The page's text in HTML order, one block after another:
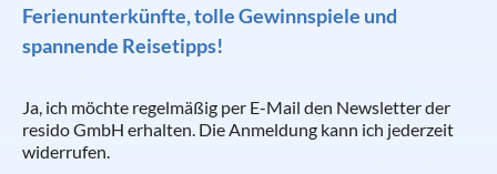
Ferienunterkünfte, tolle Gewinnspiele und
spannende Reisetipps!
Ja, ich möchte regelmäßig per E-Mail den Newsletter der
resido GmbH erhalten. Die Anmeldung kann ich jederzeit
widerrufen.